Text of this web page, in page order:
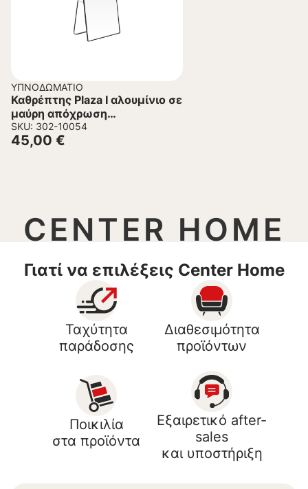
ΥΠΝΟΔΩΜΆΤΙΟ
Καθρέπτης Plaza I αλουμίνιο σε
μαύρη απόχρωση
50x28x160εκ
SKU: 302-10054
45,00 €
CENTER HOME
Γιατί να επιλέξεις Center Home
Ταχύτητα
παράδοσης
Διαθεσιμότητα
προϊόντων
Ποικιλία
στα προϊόντα
Εξαιρετικό after-
sales
και υποστήριξη